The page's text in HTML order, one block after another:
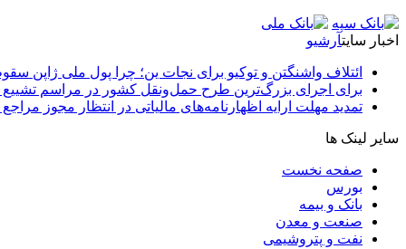
اخبار سایتآرشیو
ائتلاف واشنگتن و توکیو برای نجات ین؛ چرا پول ملی ژاپن
برای اجرای بزرگ‌ترین طرح حمل‌ونقل کشور در مراسم تشییع
تمدید مهلت ارایه اظهارنامه‌های مالیاتی در انتظار مجوز
سایر لینک ها
صفحه نخست
بورس
بانک و بیمه
صنعت و معدن
نفت و پتروشیمی